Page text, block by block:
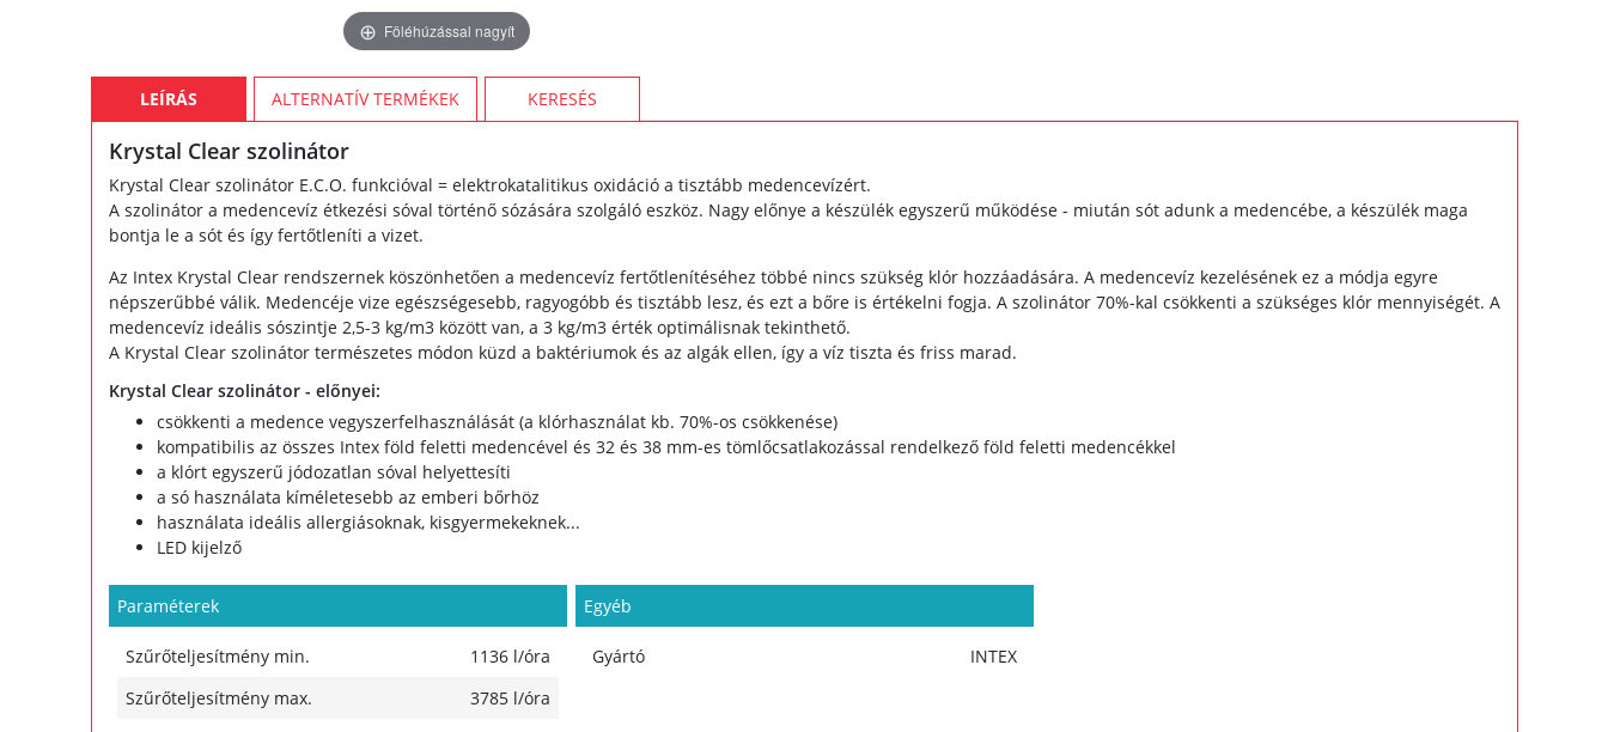
Föléhúzással nagyít
LEÍRÁS ALTERNATÍV TERMÉKEK KERESÉS
Krystal Clear szolinátor
Krystal Clear szolinátor E.C.O. funkcióval = elektrokatalitikus oxidáció a tisztább medencevízért.
A szolinátor a medencevíz étkezési sóval történő sózására szolgáló eszköz. Nagy előnye a készülék egyszerű működése - miután sót adunk a medencébe, a készülék maga
bontja le a sót és így fertőtleníti a vizet.
Az Intex Krystal Clear rendszernek köszönhetően a medencevíz fertőtlenítéséhez többé nincs szükség klór hozzáadására. A medencevíz kezelésének ez a módja egyre
népszerűbbé válik. Medencéje vize egészségesebb, ragyogóbb és tisztább lesz, és ezt a bőre is értékelni fogja. A szolinátor 70%-kal csökkenti a szükséges klór mennyiségét. A
medencevíz ideális sószintje 2,5-3 kg/m3 között van, a 3 kg/m3 érték optimálisnak tekinthető.
A Krystal Clear szolinátor természetes módon küzd a baktériumok és az algák ellen, így a víz tiszta és friss marad.
Krystal Clear szolinátor - előnyei:
csökkenti a medence vegyszerfelhasználását (a klórhasználat kb. 70%-os csökkenése)
kompatibilis az összes Intex föld feletti medencével és 32 és 38 mm-es tömlőcsatlakozással rendelkező föld feletti medencékkel
a klórt egyszerű jódozatlan sóval helyettesíti
a só használata kíméletesebb az emberi bőrhöz
használata ideális allergiásoknak, kisgyermekeknek...
LED kijelző
Paraméterek
Szűrőteljesítmény min.
1136 l/óra
Szűrőteljesítmény max.
3785 l/óra
Egyéb
Gyártó INTEX